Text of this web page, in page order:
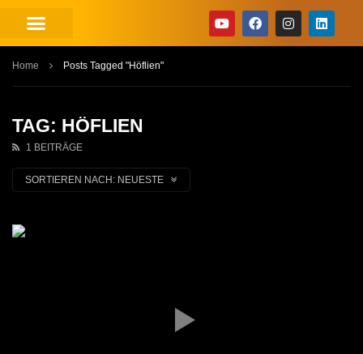
Home Posts Tagged "Höflien"
TAG: HÖFLIEN
1 BEITRÄGE
SORTIEREN NACH: NEUESTE